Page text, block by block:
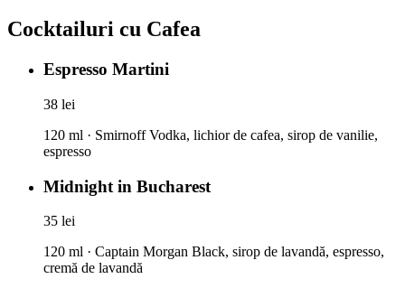
Cocktailuri cu Cafea
Espresso Martini
38 lei
120 ml · Smirnoff Vodka, lichior de cafea, sirop de vanilie,
espresso
Midnight in Bucharest
35 lei
120 ml · Captain Morgan Black, sirop de lavandă, espresso,
cremă de lavandă